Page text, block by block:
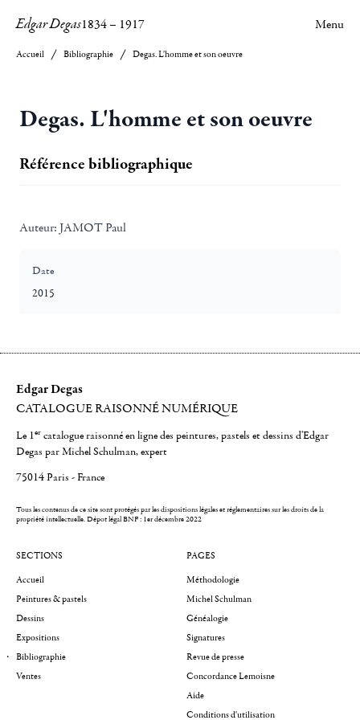
Edgar Degas1834– 1917 Menu
Accueil Bibliographie Degas. L'homme et son oeuvre
Degas. L'homme et son oeuvre
Référence bibliographique
Auteur: JAMOT Paul
Date
2015
Edgar Degas
CATALOGUE RAISONNÉ NUMÉRIQUE
Le 1er catalogue raisonné en ligne des peintures, pastels et dessins d'Edgar
Degas par Michel Schulman, expert
75014 Paris - France
Tous les contenus de ce site sont protégés par les dispositions légales et réglementaires sur les droits de la
propriété intellectuelle.Dépot légal BNF : 1er décembre 2022
SECTIONS
Accueil
Peintures & pastels
Dessins
Expositions
Bibliographie
Ventes
PAGES
Méthodologie
Michel Schulman
Généalogie
Signatures
Revue de presse
Concordance Lemoisne
Aide
Conditions d'utilisation